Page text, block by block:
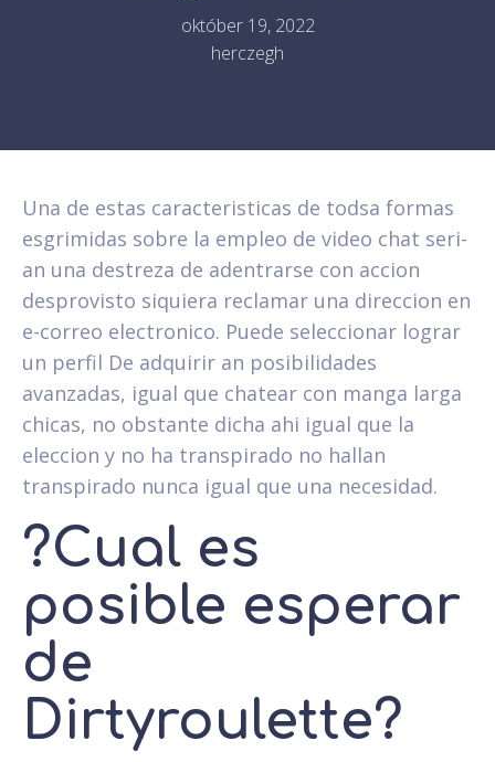
október 19, 2022
herczegh
Una de estas caracteristicas de todsa formas
esgrimidas sobre la empleo de video chat seri­
an una destreza de adentrarse con accion
desprovisto siquiera reclamar una direccion en
e-correo electronico. Puede seleccionar lograr
un perfil De adquirir an posibilidades
avanzadas, igual que chatear con manga larga
chicas, no obstante dicha ahi igual que la
eleccion y no ha transpirado no hallan
transpirado nunca igual que una necesidad.
?Cual es
posible esperar
de
Dirtyroulette?